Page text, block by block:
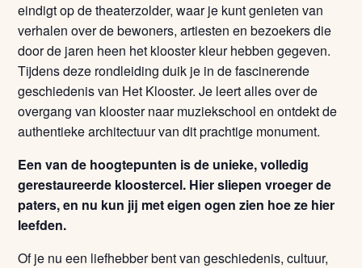
eindigt op de theaterzolder, waar je kunt genieten van
verhalen over de bewoners, artiesten en bezoekers die
door de jaren heen het klooster kleur hebben gegeven.
Tijdens deze rondleiding duik je in de fascinerende
geschiedenis van Het Klooster. Je leert alles over de
overgang van klooster naar muziekschool en ontdekt de
authentieke architectuur van dit prachtige monument.
Een van de hoogtepunten is de unieke, volledig
gerestaureerde kloostercel. Hier sliepen vroeger de
paters, en nu kun jij met eigen ogen zien hoe ze hier
leefden.
Of je nu een liefhebber bent van geschiedenis, cultuur,